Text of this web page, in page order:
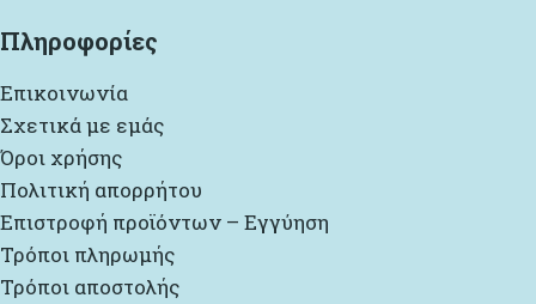
Πληροφορίες
Επικοινωνία
Σχετικά με εμάς
Όροι χρήσης
Πολιτική απορρήτου
Επιστροφή προϊόντων – Εγγύηση
Τρόποι πληρωμής
Τρόποι αποστολής